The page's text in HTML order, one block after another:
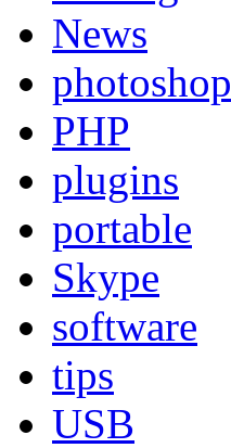
News
photoshop
PHP
plugins
portable
Skype
software
tips
USB